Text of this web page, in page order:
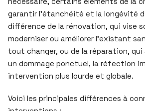
garantir l’étanchéité et la longévité
différence de la rénovation, qui vise
moderniser ou améliorer l’existant
tout changer, ou de la réparation,
un dommage ponctuel, la réfection
intervention plus lourde et globale.
Voici les principales différences à